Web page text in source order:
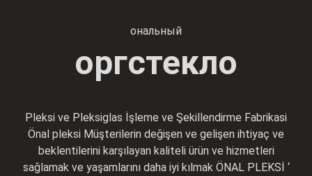
ональный
оргстекло
Pleksi ve Pleksiglas İşleme ve Şekillendirme Fabrikasi
Önal pleksi Müşterilerin değişen ve gelişen ihtiyaç ve
beklentilerini karşılayan kaliteli ürün ve hizmetleri
sağlamak ve yaşamlarını daha iyi kılmak ÖNAL PLEKSİ ‘